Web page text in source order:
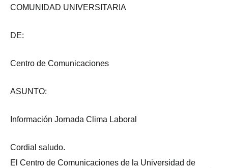
COMUNIDAD UNIVERSITARIA
DE:
Centro de Comunicaciones
ASUNTO:
Información Jornada Clima Laboral
Cordial saludo.
El Centro de Comunicaciones de la Universidad de